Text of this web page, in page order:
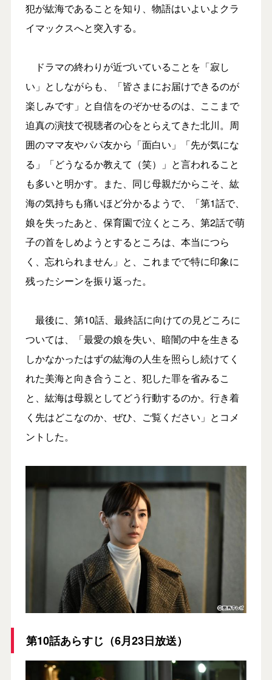
犯が紘海であることを知り、物語はいよいよクラ
イマックスへと突入する。
ドラマの終わりが近づいていることを「寂し
い」としながらも、「皆さまにお届けできるのが
楽しみです」と自信をのぞかせるのは、ここまで
迫真の演技で視聴者の心をとらえてきた北川。周
囲のママ友やパパ友から「面白い」「先が気にな
る」「どうなるか教えて（笑）」と言われること
も多いと明かす。また、同じ母親だからこそ、紘
海の気持ちも痛いほど分かるようで、「第1話で、
娘を失ったあと、保育園で泣くところ、第2話で萌
子の首をしめようとするところは、本当につら
く、忘れられません」と、これまでで特に印象に
残ったシーンを振り返った。
最後に、第10話、最終話に向けての見どころに
ついては、「最愛の娘を失い、暗闇の中を生きる
しかなかったはずの紘海の人生を照らし続けてく
れた美海と向き合うこと、犯した罪を省みるこ
と、紘海は母親としてどう行動するのか。行き着
く先はどこなのか、ぜひ、ご覧ください」とコメ
ントした。
第10話あらすじ（6月23日放送）